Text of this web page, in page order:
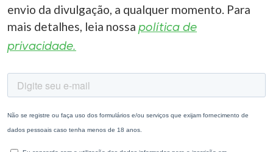
envio da divulgação, a qualquer momento. Para
mais detalhes, leia nossa política de
privacidade.